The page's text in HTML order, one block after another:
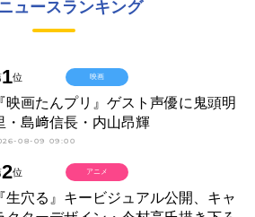
ュースランキング
1位
『映画たんプリ』ゲスト声優に鬼頭明
・島﨑信長・内山昂輝
08-09 09:00
映画
2位
『生穴る』キービジュアル公開、キャ
アニメ